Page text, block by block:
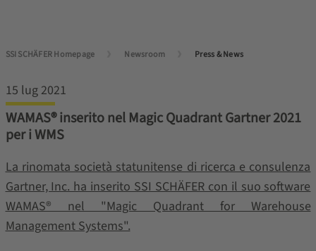
SSI SCHÄFER Homepage Newsroom Press & News
15 lug 2021
WAMAS® inserito nel Magic Quadrant Gartner 2021
per i WMS
La rinomata società statunitense di ricerca e consulenza
Gartner, Inc. ha inserito SSI SCHÄFER con il suo software
WAMAS® nel "Magic Quadrant for Warehouse
Management Systems".